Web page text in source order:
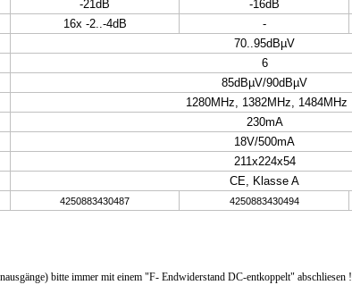
-21dB -16dB
16x -2..-4dB -
70..95dBµV
6
85dBµV/90dBµV
1280MHz, 1382MHz, 1484MHz
230mA
18V/500mA
211x224x54
CE, Klasse A
4250883430487 4250883430494
bitte immer mit einem "F- Endwiderstand DC-entkoppelt" abschliesen !